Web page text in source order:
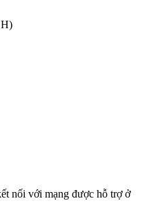
nối với mạng được hỗ trợ ở